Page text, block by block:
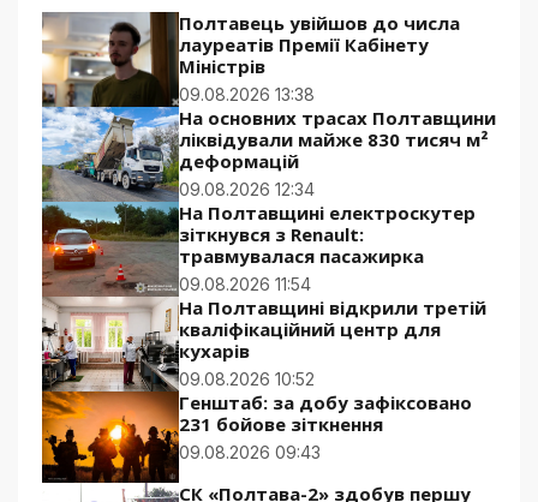
Полтавець увійшов до числа
лауреатів Премії Кабінету
Міністрів
09.08.2026 13:38
На основних трасах Полтавщини
ліквідували майже 830 тисяч м²
деформацій
09.08.2026 12:34
На Полтавщині електроскутер
зіткнувся з Renault:
травмувалася пасажирка
09.08.2026 11:54
На Полтавщині відкрили третій
кваліфікаційний центр для
кухарів
09.08.2026 10:52
Генштаб: за добу зафіксовано
231 бойове зіткнення
09.08.2026 09:43
СК «Полтава-2» здобув першу